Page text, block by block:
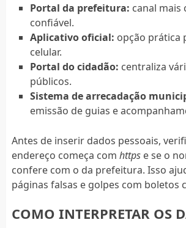
Portal da prefeitura: canal mais
confiável.
Aplicativo oficial: opção prática
celular.
Portal do cidadão: centraliza
públicos.
Sistema de arrecadação
emissão de guias e
Antes de inserir dados pessoais,
endereço começa com httpse se o
confere com o da prefeitura. Isso
páginas falsas e golpes com boletos
COMO INTERPRETAR OS